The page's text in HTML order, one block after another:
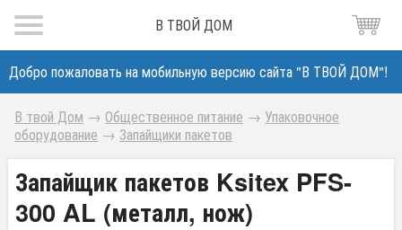
В ТВОЙ ДОМ
Добро пожаловать на мобильную версию сайта "В ТВОЙ ДОМ"!
В твой Дом → Общественное питание → Упаковочное
оборудование → Запайщики пакетов
Запайщик пакетов Ksitex PFS-
300 AL (металл, нож)